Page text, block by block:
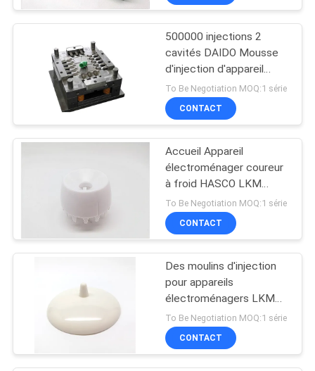
Produits
transparents
Moule d'injection de
Traitement des
10
500000 injections 2
cavités DAIDO Mousse
d'injection d'appareil
électroménager
To Be Negotiation MOQ:1 série
CONTACT
Accueil Appareil
électroménager coureur
à froid HASCO LKM
moule à une cavité
To Be Negotiation MOQ:1 série
CONTACT
Des moulins d'injection
pour appareils
électroménagers LKM
H13
To Be Negotiation MOQ:1 série
CONTACT